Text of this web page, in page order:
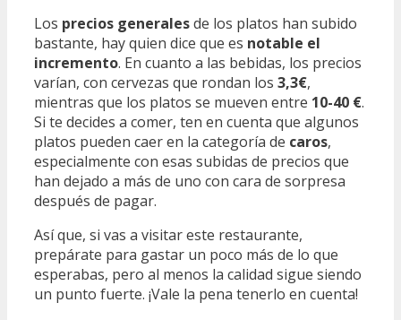
Los precios generalesde los platos han subido
bastante, hay quien dice que es notable el
incremento. En cuanto a las bebidas, los precios
varían, con cervezas que rondan los 3,3€,
mientras que los platos se mueven entre 10-40 €.
Si te decides a comer, ten en cuenta que algunos
platos pueden caer en la categoría de caros,
especialmente con esas subidas de precios que
han dejado a más de uno con cara de sorpresa
después de pagar.
Así que, si vas a visitar este restaurante,
prepárate para gastar un poco más de lo que
esperabas, pero al menos la calidad sigue siendo
un punto fuerte. ¡Vale la pena tenerlo en cuenta!